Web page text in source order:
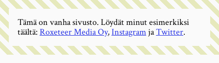
Tämä on vanha sivusto. Löydät minut esimerkiksi
täältä: Roxeteer Media Oy,InstagramjaTwitter.